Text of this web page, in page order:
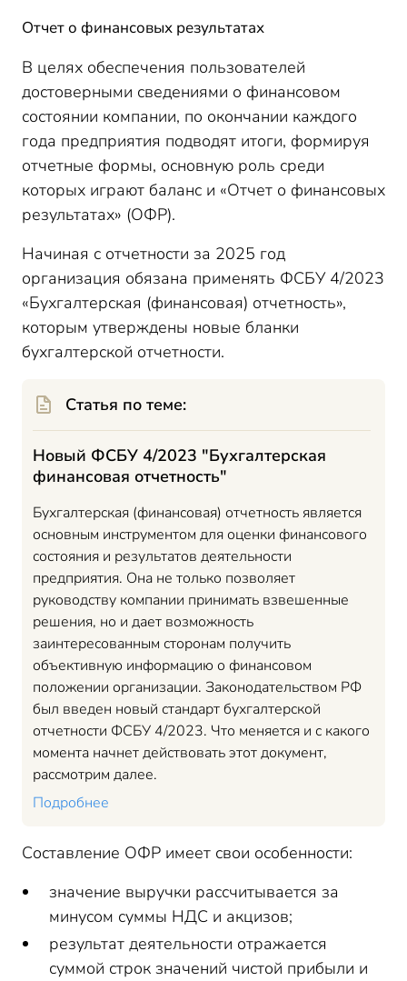
Отчет о финансовых результатах
В целях обеспечения пользователей
достоверными сведениями о финансовом
состоянии компании, по окончании каждого
года предприятия подводят итоги, формируя
отчетные формы, основную роль среди
которых играют баланс и «Отчет о финансовых
результатах» (ОФР).
Начиная с отчетности за 2025 год
организация обязана применять ФСБУ 4/2023
«Бухгалтерская (финансовая) отчетность»,
которым утверждены новые бланки
бухгалтерской отчетности.
Статья по теме:
Новый ФСБУ 4/2023 "Бухгалтерская
финансовая отчетность"
Бухгалтерская (финансовая) отчетность является
основным инструментом для оценки финансового
состояния и результатов деятельности
предприятия. Она не только позволяет
руководству компании принимать взвешенные
решения, но и дает возможность
заинтересованным сторонам получить
объективную информацию о финансовом
положении организации. Законодательством РФ
был введен новый стандарт бухгалтерской
отчетности ФСБУ 4/2023. Что меняется и с какого
момента начнет действовать этот документ,
рассмотрим далее.
Подробнее
Составление ОФР имеет свои особенности:
значение выручки рассчитывается за
минусом суммы НДС и акцизов;
результат деятельности отражается
суммой строк значений чистой прибыли и